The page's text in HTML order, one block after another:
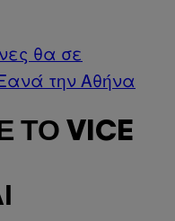
θα σε
την Αθήνα
ΤΟ VICE